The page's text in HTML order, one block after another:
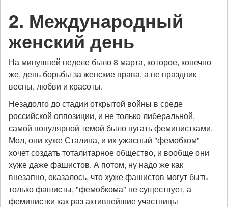
2. Международный
женский день
На минувшей неделе было 8 марта, которое, конечно
же, день борьбы за женские права, а не праздник
весны, любви и красоты.
Незадолго до стадии открытой войны в среде
российской оппозиции, и не только либеральной,
самой популярной темой было пугать феминистками.
Мол, они хуже Сталина, и их ужасный "фемобком"
хочет создать тоталитарное общество, и вообще они
хуже даже фашистов. А потом, ну надо же как
внезапно, оказалось, что хуже фашистов могут быть
только фашисты, "фемобкома" не существует, а
феминистки как раз активнейшие участницы